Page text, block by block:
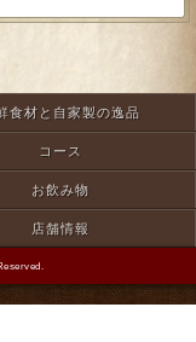
食材と自家製の逸品
コース
お飲み物
店舗情報